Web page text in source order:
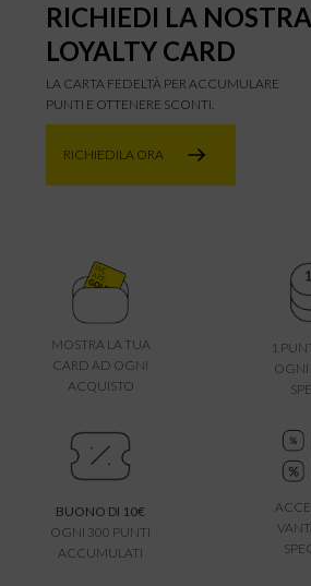
RICHIEDI LA NOSTRA
LOYALTY CARD
LA CARTA FEDELTÀ PER ACCUMULARE
PUNTI E OTTENERE SCONTI.
RICHIEDILA ORA
MOSTRA LA TUA
CARD AD OGNI
ACQUISTO
1
OGNI
BUONO DI 10€
OGNI 300 PUNTI
ACCUMULATI